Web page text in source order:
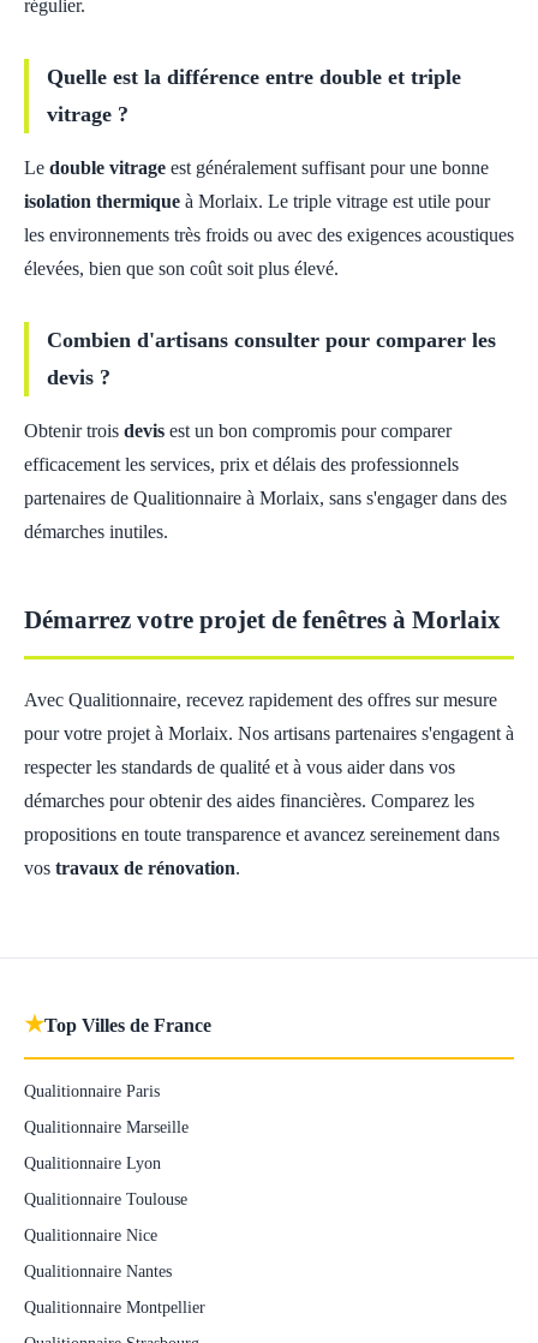
régulier.
Quelle est la différence entre double et triple
vitrage ?
Le double vitrage est généralement suffisant pour une bonne
isolation thermique à Morlaix. Le triple vitrage est utile pour
les environnements très froids ou avec des exigences acoustiques
élevées, bien que son coût soit plus élevé.
Combien d'artisans consulter pour comparer les
devis ?
Obtenir trois devis est un bon compromis pour comparer
efficacement les services, prix et délais des professionnels
partenaires de Qualitionnaire à Morlaix, sans s'engager dans des
démarches inutiles.
Démarrez votre projet de fenêtres à Morlaix
Avec Qualitionnaire, recevez rapidement des offres sur mesure
pour votre projet à Morlaix. Nos artisans partenaires s'engagent à
respecter les standards de qualité et à vous aider dans vos
démarches pour obtenir des aides financières. Comparez les
propositions en toute transparence et avancez sereinement dans
vos travaux de rénovation.
★Top Villes de France
Qualitionnaire Paris
Qualitionnaire Marseille
Qualitionnaire Lyon
Qualitionnaire Toulouse
Qualitionnaire Nice
Qualitionnaire Nantes
Qualitionnaire Montpellier